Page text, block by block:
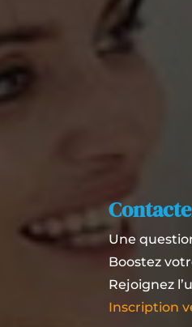
Une
Boostez
Rejoignez
Inscription